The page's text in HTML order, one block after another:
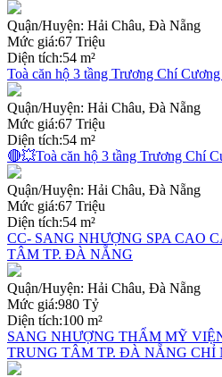
Quận/Huyện: Hải Châu, Đà Nẵng
Mức giá:67 Triệu
Diện tích:54 m²
Toà căn hộ 3 tầng Trương Chí
Quận/Huyện: Hải Châu, Đà Nẵng
Mức giá:67 Triệu
Diện tích:54 m²
🔴💥Toà căn hộ 3 tầng Trương Chí
Quận/Huyện: Hải Châu, Đà Nẵng
Mức giá:67 Triệu
Diện tích:54 m²
CC- SANG NHƯỢNG SPA CAO
TÂM TP. ĐÀ NẴNG
Quận/Huyện: Hải Châu, Đà Nẵng
Mức giá:980 Tỷ
Diện tích:100 m²
SANG NHƯỢNG THẨM MỸ
TRUNG TÂM TP. ĐÀ NẴNG CHỈ